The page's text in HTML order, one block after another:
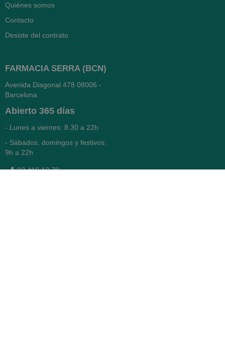
Quiénes somos
Contacto
Desiste del contrato
FARMACIA SERRA (BCN)
Avenida Diagonal 478 08006 -
Barcelona
Abierto 365 días
- Lunes a viernes: 8.30 a 22h
- Sábados, domingos y festivos:
9h a 22h
93 416 12 70